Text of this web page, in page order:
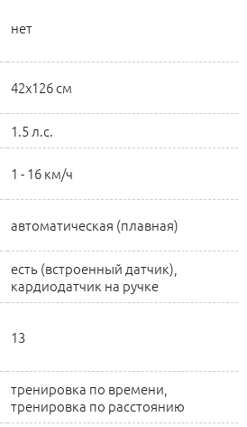
нет
42x126 см
1.5 л.с.
1 - 16 км/ч
автоматическая (плавная)
есть (встроенный датчик),
кардиодатчик на ручке
13
тренировка по времени,
тренировка по расстоянию